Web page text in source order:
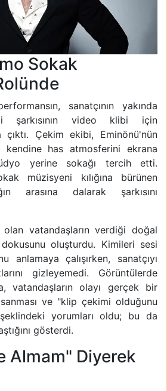
Sokak
sanatçının yakında
şarkısının video klibi için
çıktı. Çekim ekibi, Eminönü'nün
has atmosferini ekrana
yerine sokağı tercih etti.
müzisyeni kılığına bürünen
arasına dalarak şarkısını
vatandaşların verdiği doğal
oluşturdu. Kimileri sesi
anlamaya çalışırken, sanatçıyı
gizleyemedi. Görüntülerde
vatandaşların olayı gerçek bir
ve "klip çekimi olduğunu
yorumları oldu; bu da
gösterdi.
Almam" Diyerek